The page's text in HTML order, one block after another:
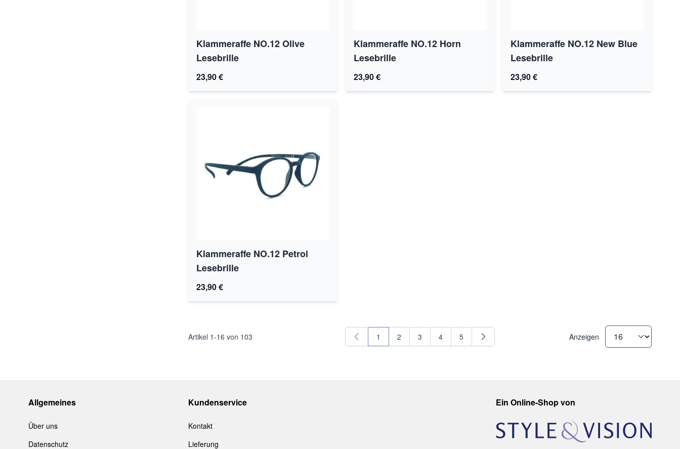
Klammeraffe NO.12 Olive
Lesebrille
23,90 €
Klammeraffe NO.12 Horn
Lesebrille
23,90 €
Klammeraffe NO.12 New Blue
Lesebrille
23,90 €
Klammeraffe NO.12 Petrol
Lesebrille
23,90 €
Artikel 1-16 von 103 Sie lesen gerade Seite
1 Seite
2 Seite
3 Seite
4 Seite
5 Anzeigen
Allgemeines
Über uns
Datenschutz
Kundenservice
Kontakt
Lieferung
Ein Online-Shop von